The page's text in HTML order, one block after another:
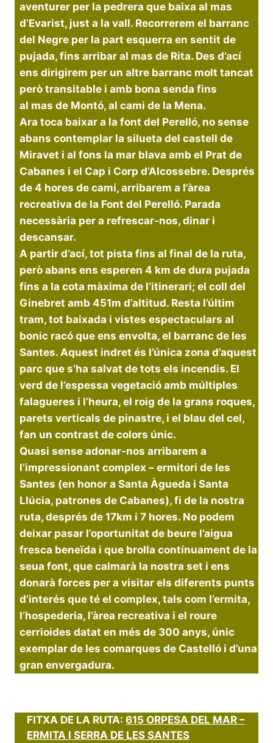
aventurer per la pedrera que baixa al mas
d’Evarist, just a la vall. Recorrerem el barranc
del Negre per la part esquerra en sentit de
pujada, fins arribar al mas de Rita. Des d’ací
ens dirigirem per un altre barranc molt tancat
però transitable i amb bona senda fins
al mas de Montó, al cami de la Mena.
Ara toca baixar a la font del Perelló, no sense
abans contemplar la silueta del castell de
Miravet i al fons la mar blava amb el Prat de
Cabanes i el Cap i Corp d’Alcossebre. Després
de 4 hores de camí, arribarem a l’àrea
recreativa de la Font del Perelló. Parada
necessària per a refrescar-nos, dinar i
descansar.
A partir d’ací, tot pista fins al final de la ruta,
però abans ens esperen 4 km de dura pujada
fins a la cota màxima de l’itinerari; el coll del
Ginebret amb 451m d’altitud. Resta l’últim
tram, tot baixada i vistes espectaculars al
bonic racó que ens envolta, el barranc de les
Santes. Aquest indret és l’única zona d’aquest
parc que s’ha salvat de tots els incendis. El
verd de l’espessa vegetació amb múltiples
falagueres i l’heura, el roig de la grans roques,
parets verticals de pinastre, i el blau del cel,
fan un contrast de colors únic.
Quasi sense adonar-nos arribarem a
l’impressionant complex – ermitori de les
Santes (en honor a Santa Àgueda i Santa
Llúcia, patrones de Cabanes), fi de la nostra
ruta, després de 17km i 7 hores. No podem
deixar pasar l’oportunitat de beure l’aigua
fresca beneïda i que brolla contínuament de la
seua font, que calmarà la nostra set i ens
donarà forces per a visitar els diferents punts
d’interés que té el complex, tals com l’ermita,
l’hospederia, l’àrea recreativa i el roure
cerrioides datat en més de 300 anys, únic
exemplar de les comarques de Castelló i d’una
gran envergadura.
FITXA DE LA RUTA: 615 ORPESA DEL MAR –
ERMITA I SERRA DE LES SANTES